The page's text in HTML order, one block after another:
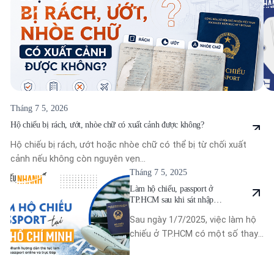
Tháng 7 5, 2026
Hộ chiếu bị rách, ướt, nhòe chữ có xuất cảnh được không?
Hộ chiếu bị rách, ướt hoặc nhòe chữ có thể bị từ chối xuất
cảnh nếu không còn nguyên vẹn...
Tháng 7 5, 2025
Làm hộ chiếu, passport ở
TP.HCM sau khi sát nhập
1/7/2025
Sau ngày 1/7/2025, việc làm hộ
chiếu ở TP.HCM có một số thay
đổi do điều chỉnh địa giới hành...
Điện thoại*
Nhập số điện thoại cần
Dịch vụ cần tư vấn
Tư vấn